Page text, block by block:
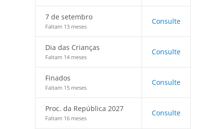
7 de setembro
Faltam 13 meses
Consulte
Dia das Crianças
Faltam 14 meses
Consulte
Finados
Faltam 15 meses
Consulte
Proc. da República 2027
Faltam 16 meses
Consulte